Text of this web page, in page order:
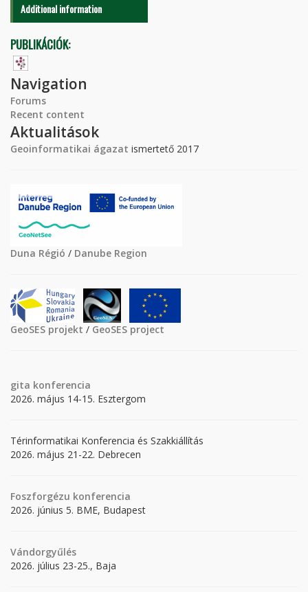
Additional information
PUBLIKÁCIÓK:
Navigation
Forums
Recent content
Aktualitások
Geoinformatikai ágazat ismertető 2017
Duna Régió / Danube Region
GeoSES projekt / GeoSES project
gita konferencia
2026. május 14-15. Esztergom
Térinformatikai Konferencia és Szakkiállítás
2026. május 21-22. Debrecen
Foszforgézu konferencia
2026. június 5. BME, Budapest
Vándorgyűlés
2026. július 23-25., Baja